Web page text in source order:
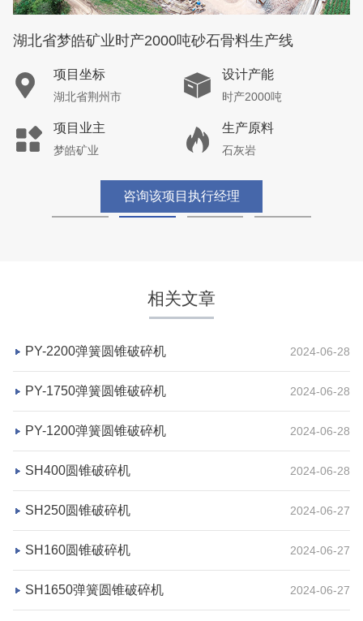
湖北省梦皓矿业时产2000吨砂石骨料生产线
项目坐标
湖北省荆州市
设计产能
时产2000吨
项目业主
梦皓矿业
生产原料
石灰岩
咨询该项目执行经理
湖北省荆州市鼎盛矿业时产2000吨高钙石破碎生产
线
项目坐标
湖北省荆州市
设计产能
项目业主
相关文章
PY-2200弹簧圆锥破碎机 2024-06-28
PY-1750弹簧圆锥破碎机 2024-06-28
PY-1200弹簧圆锥破碎机 2024-06-28
SH400圆锥破碎机 2024-06-28
SH250圆锥破碎机 2024-06-27
SH160圆锥破碎机 2024-06-27
SH1650弹簧圆锥破碎机 2024-06-27